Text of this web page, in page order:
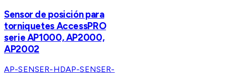
Sensor de posición para
torniquetes AccessPRO
serie AP1000, AP2000,
AP2002
AP-SENSER-HDAP-SENSER-